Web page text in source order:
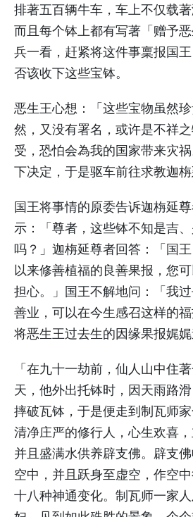
排著五百辆牛车，车上不仅载
而且每个钵上都有写著「赠予
兵一看，赶紧将这件事稟报国
否该收下这些宝钵。
恶生王心想：「这些宝物虽然
然，又没有署名，或许是不祥
受，恐怕会為我的国家带来灾
下决定，于是驱车前往求教迦栴
国王将事情的原委告诉迦栴延
示：「尊者，这些钵不知是吉
吗？」迦栴延尊者回答：「国
以来修善植福的良善果报，您
担心。」国王不解地问：「我
善业，可以在今生感召这样的
将恶生王过去生的因缘果报娓娓
「在九十一劫前，仙人山中住
天，他外出托钵时，因天雨路
摔破瓦钵，于是便走到制瓦师
清净庄严的修行人，心生欢喜
并且盛满水供养辟支佛。辟支
空中，并且跃身至虚空，作空
十八种神通变化。制瓦师一家